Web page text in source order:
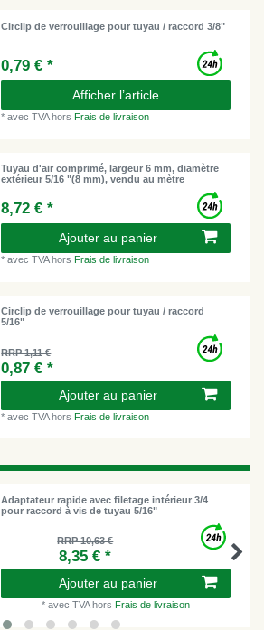
Circlip de verrouillage pour tuyau / raccord 3/8"
0,79 € *
Afficher l’article
*avec TVAhors Frais de livraison
Tuyau d'air comprimé, largeur 6 mm, diamètre
extérieur 5/16 "(8 mm), vendu au mètre
8,72 € *
Ajouter au panier
*avec TVAhorsFrais de livraison
Circlip de verrouillage pour tuyau / raccord
5/16"
RRP 1,11 €
0,87 € *
Ajouter au panier
*avec TVAhorsFrais de livraison
Adaptateur rapide avec filetage intérieur 3/4
pour raccord à vis de tuyau 5/16"
RRP 10,63 €
8,35 € *
Ajouter au panier
* avec TVAhors Frais de livraison